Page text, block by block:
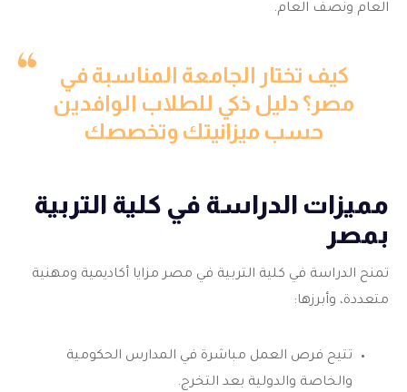
العام ونصف العام.
كيف تختار الجامعة المناسبة في
مصر؟ دليل ذكي للطلاب الوافدين
حسب ميزانيتك وتخصصك
مميزات الدراسة في كلية التربية
بمصر
تمنح الدراسة في كلية التربية في مصر مزايا أكاديمية ومهنية
متعددة، وأبرزها:
تتيح فرص العمل مباشرة في المدارس الحكومية
والخاصة والدولية بعد التخرج.